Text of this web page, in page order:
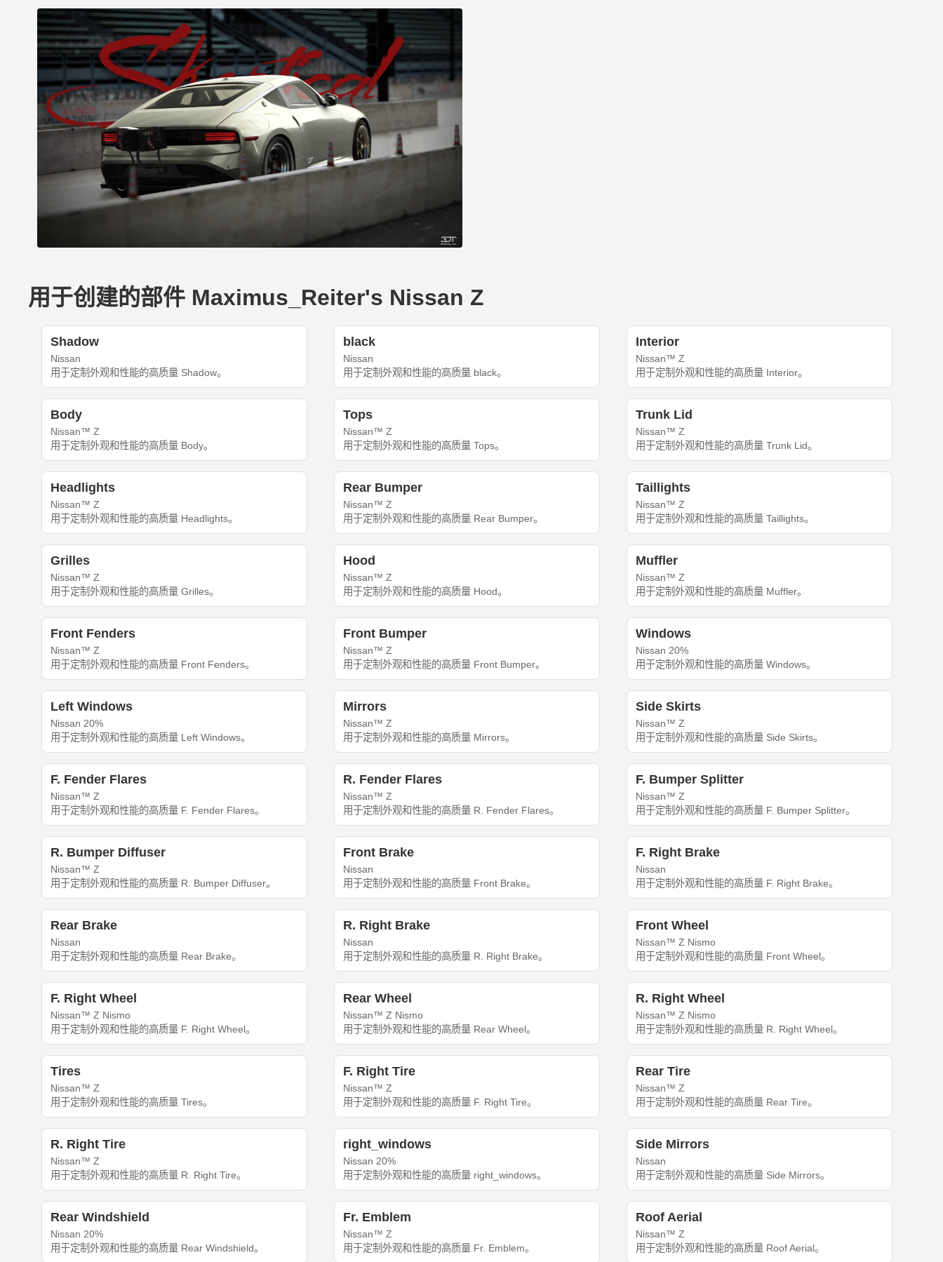
用于创建的部件 Maximus_Reiter's Nissan Z
Shadow
Nissan
用于定制外观和性能的高质量 Shadow。
black
Nissan
用于定制外观和性能的高质量 black。
Interior
Nissan™ Z
用于定制外观和性能的高质量 Interior。
Body
Nissan™ Z
用于定制外观和性能的高质量 Body。
Tops
Nissan™ Z
用于定制外观和性能的高质量 Tops。
Trunk Lid
Nissan™ Z
用于定制外观和性能的高质量 Trunk Lid。
Headlights
Nissan™ Z
用于定制外观和性能的高质量 Headlights。
Rear Bumper
Nissan™ Z
用于定制外观和性能的高质量 Rear Bumper。
Taillights
Nissan™ Z
用于定制外观和性能的高质量 Taillights。
Grilles
Nissan™ Z
用于定制外观和性能的高质量 Grilles。
Hood
Nissan™ Z
用于定制外观和性能的高质量 Hood。
Muffler
Nissan™ Z
用于定制外观和性能的高质量 Muffler。
Front Fenders
Nissan™ Z
用于定制外观和性能的高质量 Front Fenders。
Front Bumper
Nissan™ Z
用于定制外观和性能的高质量 Front Bumper。
Windows
Nissan 20%
用于定制外观和性能的高质量 Windows。
Left Windows
Nissan 20%
用于定制外观和性能的高质量 Left Windows。
Mirrors
Nissan™ Z
用于定制外观和性能的高质量 Mirrors。
Side Skirts
Nissan™ Z
用于定制外观和性能的高质量 Side Skirts。
F. Fender Flares
Nissan™ Z
用于定制外观和性能的高质量 F. Fender Flares。
R. Fender Flares
Nissan™ Z
用于定制外观和性能的高质量 R. Fender Flares。
F. Bumper Splitter
Nissan™ Z
用于定制外观和性能的高质量 F. Bumper Splitter。
R. Bumper Diffuser
Nissan™ Z
用于定制外观和性能的高质量 R. Bumper Diffuser。
Front Brake
Nissan
用于定制外观和性能的高质量 Front Brake。
F. Right Brake
Nissan
用于定制外观和性能的高质量 F. Right Brake。
Rear Brake
Nissan
用于定制外观和性能的高质量 Rear Brake。
R. Right Brake
Nissan
用于定制外观和性能的高质量 R. Right Brake。
Front Wheel
Nissan™ Z Nismo
用于定制外观和性能的高质量 Front Wheel。
F. Right Wheel
Nissan™ Z Nismo
用于定制外观和性能的高质量 F. Right Wheel。
Rear Wheel
Nissan™ Z Nismo
用于定制外观和性能的高质量 Rear Wheel。
R. Right Wheel
Nissan™ Z Nismo
用于定制外观和性能的高质量 R. Right Wheel。
Tires
Nissan™ Z
用于定制外观和性能的高质量 Tires。
F. Right Tire
Nissan™ Z
用于定制外观和性能的高质量 F. Right Tire。
Rear Tire
Nissan™ Z
用于定制外观和性能的高质量 Rear Tire。
R. Right Tire
Nissan™ Z
用于定制外观和性能的高质量 R. Right Tire。
right_windows
Nissan 20%
用于定制外观和性能的高质量 right_windows。
Side Mirrors
Nissan
用于定制外观和性能的高质量 Side Mirrors。
Rear Windshield
Nissan 20%
用于定制外观和性能的高质量 Rear Windshield。
Fr. Emblem
Nissan™ Z
用于定制外观和性能的高质量 Fr. Emblem。
Roof Aerial
Nissan™ Z
用于定制外观和性能的高质量 Roof Aerial。